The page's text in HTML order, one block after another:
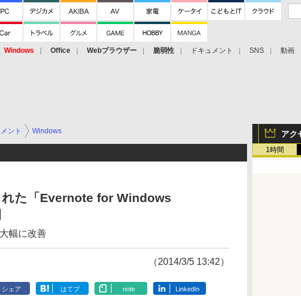
Windows Office Webブラウザー 脆弱性 ドキュメント SNS 動画
アク
1時間
ント Windows
れた「Evernote for Windows
幅に改善
（2014/3/5 13:42）
シェア はてブ note LinkedIn